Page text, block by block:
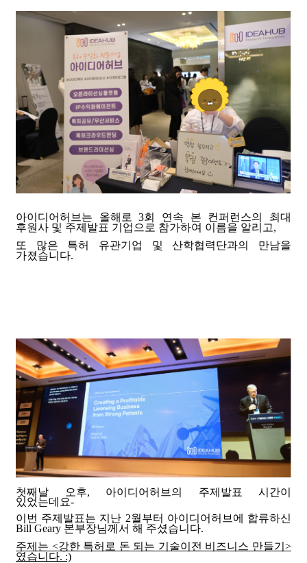
아이디어허브는 올해로 3회 연속 본 컨퍼런스의 최대
후원사 및 주제발표 기업으로 참가하여 이름을 알리고,
또 많은 특허 유관기업 및 산학협력단과의 만남을
가졌습니다.
첫째날 오후, 아이디어허브의 주제발표 시간이
있었는데요-
이번 주제발표는 지난 2월부터 아이디어허브에 합류하신
Bill Geary 본부장님께서 해 주셨습니다.
주제는 <강한 특허로 돈 되는 기술이전 비즈니스 만들기>
였습니다. :)